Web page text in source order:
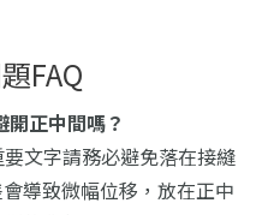
FAQ
正中間嗎？
文字請務必避免落在接縫
導致微幅位移，放在正中